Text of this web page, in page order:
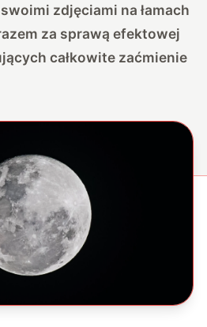
zdjęciami na łamach
za sprawą efektowej
całkowite zaćmienie